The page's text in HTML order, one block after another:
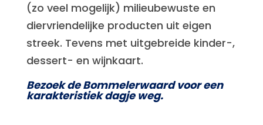
(zo veel mogelijk) milieubewuste en
diervriendelijke producten uit eigen
streek. Tevens met uitgebreide kinder-,
dessert- en wijnkaart.
Bezoek de Bommelerwaard voor een
karakteristiek dagje weg.